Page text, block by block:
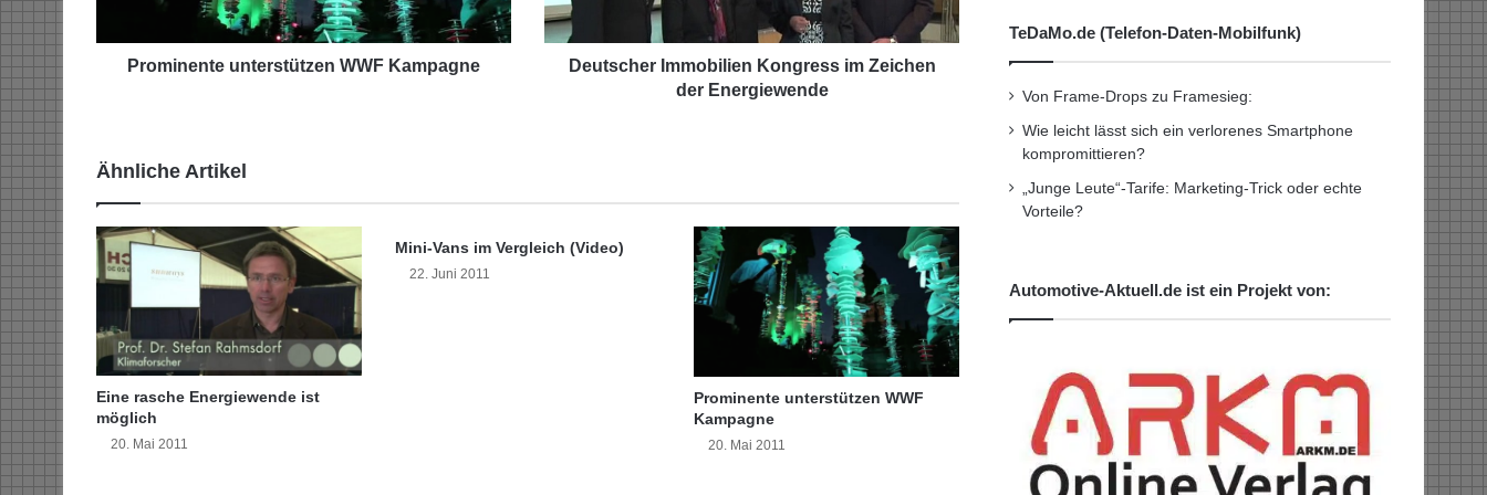
t
e
r
s
t
ü
t
n
W
W
F
Prominente unterstützen WWF Kampagne
e
r
l
e
Deutscher Immobilien Kongress im Zeichen
der Energiewende
Ähnliche Artikel
Eine rasche Energiewende ist
möglich
20. Mai 2011
Mini-Vans im Vergleich (Video)
22. Juni 2011
Prominente unterstützen WWF
Kampagne
20. Mai 2011
TeDaMo.de (Telefon-Daten-Mobilfunk)
Von Frame-Drops zu Framesieg:
Wie leicht lässt sich ein verlorenes Smartphone
kompromittieren?
„Junge Leute“-Tarife: Marketing-Trick oder echte
Vorteile?
Automotive-Aktuell.de ist ein Projekt von: